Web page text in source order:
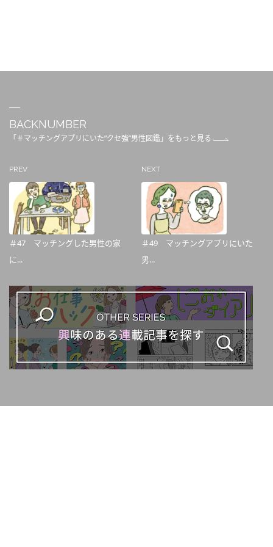
BACKNUMBER
「＃マッチングアプリにいた”クセ強”男性図鑑」をもっと見る
PREV
＃47 マッチングした男性の家
に...
NEXT
＃49 マッチングアプリにいた
男...